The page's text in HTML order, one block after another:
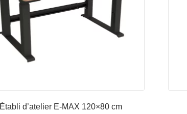
Établi d’atelier E-MAX 120×80 cm